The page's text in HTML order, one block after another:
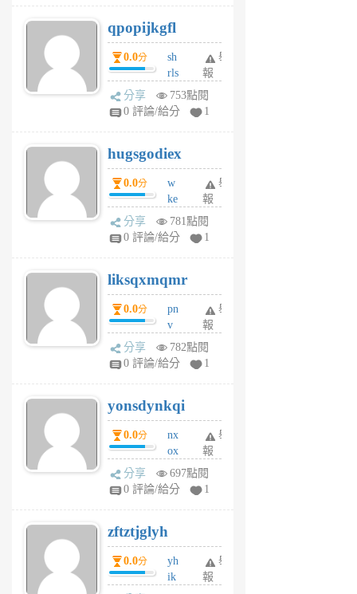
6
個
月
前
qpopijkgfl
0.0分
sh
rls
k
m
6
個
月
前
舉
報
分享
753點閱
0 評論/給分
1
hugsgodiex
0.0分
w
ke
rv
pj
6
個
月
前
舉
報
分享
781點閱
0 評論/給分
1
liksqxmqmr
0.0分
pn
v
wt
sv
6
個
月
前
舉
報
分享
782點閱
0 評論/給分
1
yonsdynkqi
0.0分
nx
ox
rh
pe
月
前
舉
報
分享
697點閱
0 評論/給分
1
zftztjglyh
0.0分
yh
ik
舉
報